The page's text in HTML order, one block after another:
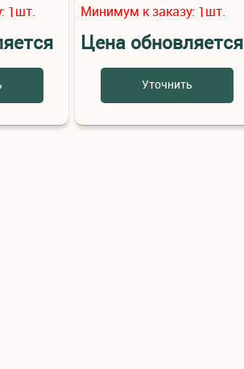
1шт. Минимум к заказу: 1шт.
Цена обновляется
Уточнить